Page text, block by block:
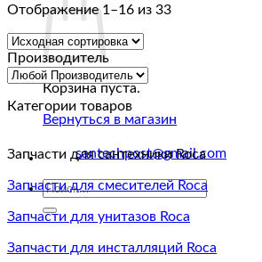
Корзина пуста.
Вернуться в магазин
santechpost@gmail.com
Искать:
Отображение 1–16 из 33
Производитель
Категории товаров
Запчасти для сантехники Roca
Запчасти для смесителей Roca
Запчасти для унитазов Roca
Запчасти для инсталляций Roca